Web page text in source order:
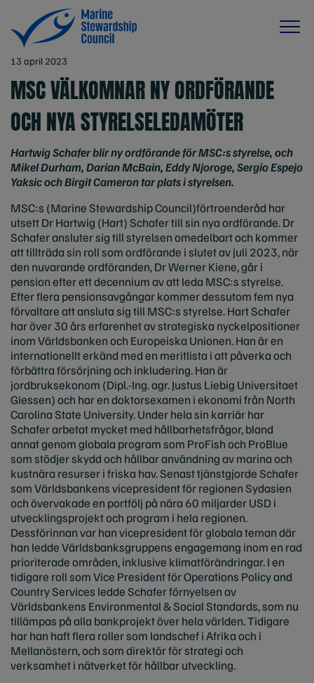
13 april 2023
MSC VÄLKOMNAR NY ORDFÖRANDE
OCH NYA STYRELSELEDAMÖTER
Hartwig Schafer blir ny ordförande för MSC:s styrelse, och
Mikel Durham, Darian McBain, Eddy Njoroge, Sergio Espejo
Yaksic och Birgit Cameron tar plats i styrelsen.
MSC:s (Marine Stewardship Council)förtroenderåd har
utsett Dr Hartwig (Hart) Schafer till sin nya ordförande. Dr
Schafer ansluter sig till styrelsen omedelbart och kommer
att tillträda sin roll som ordförande i slutet av juli 2023, när
den nuvarande ordföranden, Dr Werner Kiene, går i
pension efter ett decennium av att leda MSC:s styrelse.
Efter flera pensionsavgångar kommer dessutom fem nya
förvaltare att ansluta sig till MSC:s styrelse. Hart Schafer
har över 30 års erfarenhet av strategiska nyckelpositioner
inom Världsbanken och Europeiska Unionen. Han är en
internationellt erkänd med en meritlista i att påverka och
förbättra försörjning och inkludering. Han är
jordbruksekonom (Dipl.-Ing. agr. Justus Liebig Universitaet
Giessen) och har en doktorsexamen i ekonomi från North
Carolina State University. Under hela sin karriär har
Schafer arbetat mycket med hållbarhetsfrågor, bland
annat genom globala program som ProFish och ProBlue
som stödjer skydd och hållbar användning av marina och
kustnära resurser i friska hav. Senast tjänstgjorde Schafer
som Världsbankens vicepresident för regionen Sydasien
och övervakade en portfölj på nära 60 miljarder USD i
utvecklingsprojekt och program i hela regionen.
Dessförinnan var han vicepresident för globala teman där
han ledde Världsbanksgruppens engagemang inom en rad
prioriterade områden, inklusive klimatförändringar. I en
tidigare roll som Vice President för Operations Policy and
Country Services ledde Schafer förnyelsen av
Världsbankens Environmental & Social Standards, som nu
tillämpas på alla bankprojekt över hela världen. Tidigare
har han haft flera roller som landschef i Afrika och i
Mellanöstern, och som direktör för strategi och
verksamhet i nätverket för hållbar utveckling.